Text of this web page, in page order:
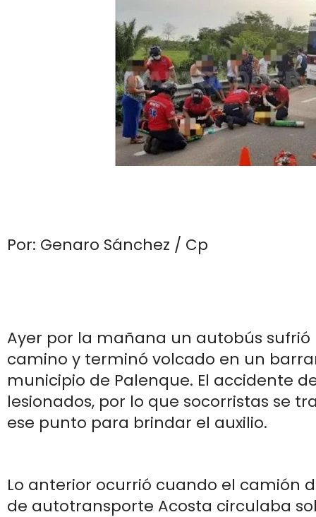
Por: Genaro Sánchez / Cp
Ayer por la mañana un autobús
camino y terminó volcado en un
municipio de Palenque. El accidente
lesionados, por lo que socorristas se
ese punto para brindar el auxilio.
Lo anterior ocurrió cuando el camión
de autotransporte Acosta circulaba